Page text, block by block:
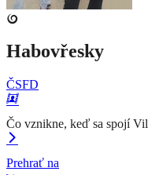
Habovřesky
ČSFD
Čo vznikne, keď sa spojí
Prehrať na